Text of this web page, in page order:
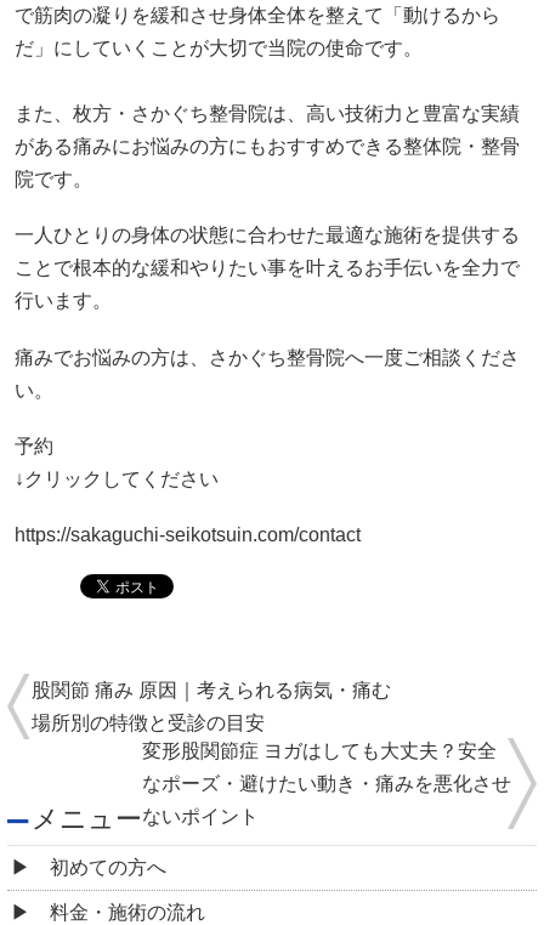
で筋肉の凝りを緩和させ身体全体を整えて「動けるから
だ」にしていくことが大切で当院の使命です。
また、枚方・さかぐち整骨院は、高い技術力と豊富な実績
がある痛みにお悩みの方にもおすすめできる整体院・整骨
院です。
一人ひとりの身体の状態に合わせた最適な施術を提供する
ことで根本的な緩和やりたい事を叶えるお手伝いを全力で
行います。
痛みでお悩みの方は、さかぐち整骨院へ一度ご相談くださ
い。
予約
↓クリックしてください
https://sakaguchi-seikotsuin.com/contact
股関節 痛み 原因｜考えられる病気・痛む
場所別の特徴と受診の目安
変形股関節症 ヨガはしても大丈夫？安全
なポーズ・避けたい動き・痛みを悪化させ
ないポイント
メニュー
初めての方へ
料金・施術の流れ